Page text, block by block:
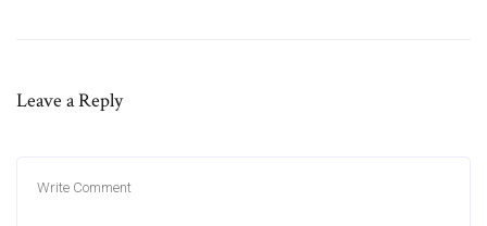
Leave a Reply